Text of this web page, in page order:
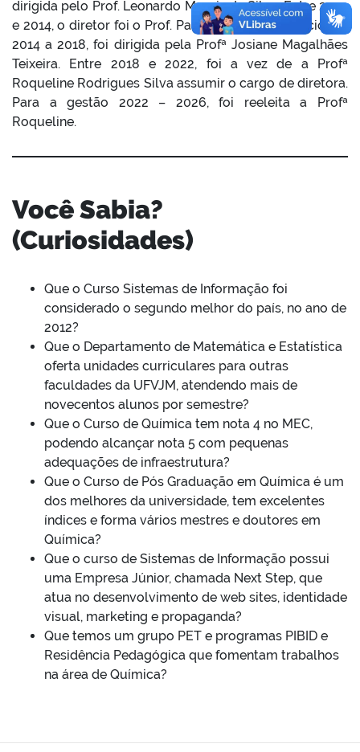
dirigida pelo Prof. Leonardo Morais da Silva. Entre 2010
e 2014, o diretor foi o Prof. Paulo Henrique Fidêncio. De
2014 a 2018, foi dirigida pela Profª Josiane Magalhães
Teixeira. Entre 2018 e 2022, foi a vez de a Profª
Roqueline Rodrigues Silva assumir o cargo de diretora.
Para a gestão 2022 – 2026, foi reeleita a Profª
Roqueline.
Você Sabia?
(Curiosidades)
Que o Curso Sistemas de Informação foi
considerado o segundo melhor do país, no ano de
2012?
Que o Departamento de Matemática e Estatística
oferta unidades curriculares para outras
faculdades da UFVJM, atendendo mais de
novecentos alunos por semestre?
Que o Curso de Química tem nota 4 no MEC,
podendo alcançar nota 5 com pequenas
adequações de infraestrutura?
Que o Curso de Pós Graduação em Química é um
dos melhores da universidade, tem excelentes
índices e forma vários mestres e doutores em
Química?
Que o curso de Sistemas de Informação possui
uma Empresa Júnior, chamada Next Step, que
atua no desenvolvimento de web sites, identidade
visual, marketing e propaganda?
Que temos um grupo PET e programas PIBID e
Residência Pedagógica que fomentam trabalhos
na área de Química?